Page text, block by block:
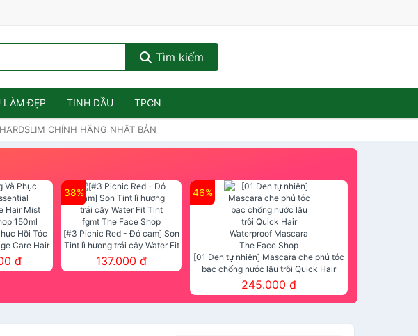
Tìm kiếm
LÀM ĐẸP TINH DẦU TPCN
CHÍNH HÃNG NHẬT BẢN
Hồi Tóc
Care Hair
150ml
đ
38%
[#3 Picnic Red - Đỏ cam] Son
Tint lì hương trái cây Water Fit
Tint fgmt The Face Shop
137.000 đ
46%
[01 Đen tự nhiên] Mascara che phủ tóc
bạc chống nước lâu trôi Quick Hair
Waterproof Mascara The Face Shop
245.000 đ